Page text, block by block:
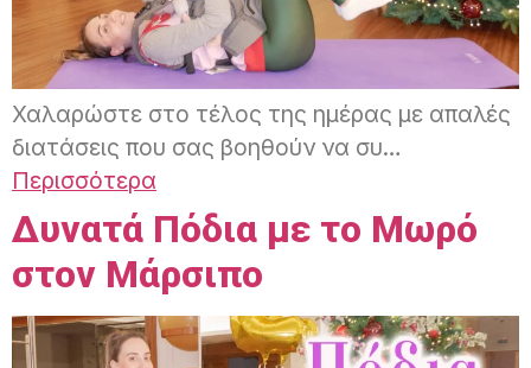
Χαλαρώστε στο τέλος της ημέρας με απαλές
διατάσεις που σας βοηθούν να συ…
Περισσότερα
Δυνατά Πόδια με το Μωρό
στον Μάρσιπο